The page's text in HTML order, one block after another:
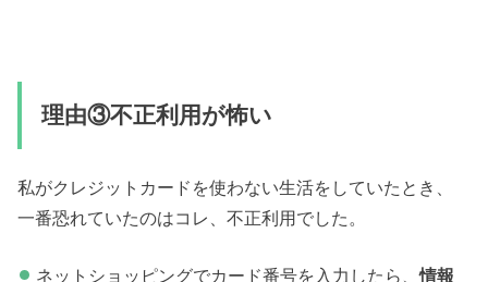
理由③不正利用が怖い
私がクレジットカードを使わない生活をしていたとき、
一番恐れていたのはコレ、不正利用でした。
ネットショッピングでカード番号を入力したら、情報